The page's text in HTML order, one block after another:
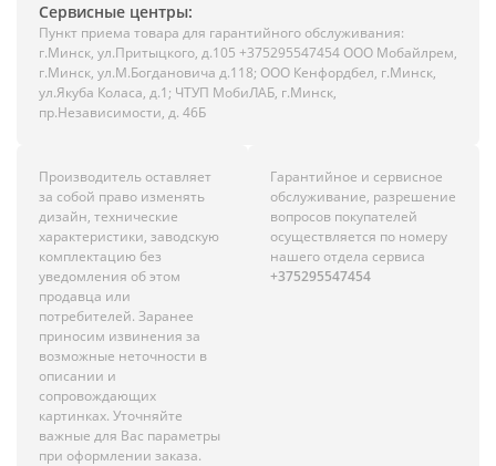
Сервисные центры:
Пункт приема товара для гарантийного обслуживания:
г.Минск, ул.Притыцкого, д.105 +375295547454 ООО Мобайлрем,
г.Минск, ул.М.Богдановича д.118; ООО Кенфордбел, г.Минск,
ул.Якуба Коласа, д.1; ЧТУП МобиЛАБ, г.Минск,
пр.Независимости, д. 46Б
Производитель оставляет
за собой право изменять
дизайн, технические
характеристики, заводскую
комплектацию без
уведомления об этом
продавца или
потребителей. Заранее
приносим извинения за
возможные неточности в
описании и
сопровождающих
картинках. Уточняйте
важные для Вас параметры
при оформлении заказа.
Гарантийное и сервисное
обслуживание, разрешение
вопросов покупателей
осуществляется по номеру
нашего отдела сервиса
+375295547454